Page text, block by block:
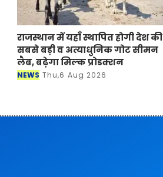
राजस्थान में यहाँ स्थापित होगी देश की
सबसे बड़ी व अत्याधुनिक गोट सीमन
लैब, बढ़ेगा मिल्क प्रोडक्शन
NEWS Thu,6 Aug 2026